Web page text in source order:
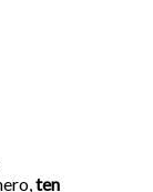
ten